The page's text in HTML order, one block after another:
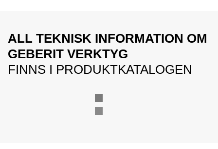
ALL TEKNISK INFORMATION OM
GEBERIT VERKTYG
FINNS I PRODUKTKATALOGEN